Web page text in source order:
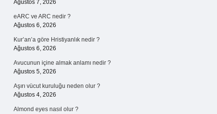
Ağustos 7, 2026
eARC ve ARC nedir ?
Ağustos 6, 2026
Kur’an’a göre Hristiyanlık nedir ?
Ağustos 6, 2026
Avucunun içine almak anlamı nedir ?
Ağustos 5, 2026
Aşırı vücut kuruluğu neden olur ?
Ağustos 4, 2026
Almond eyes nasıl olur ?